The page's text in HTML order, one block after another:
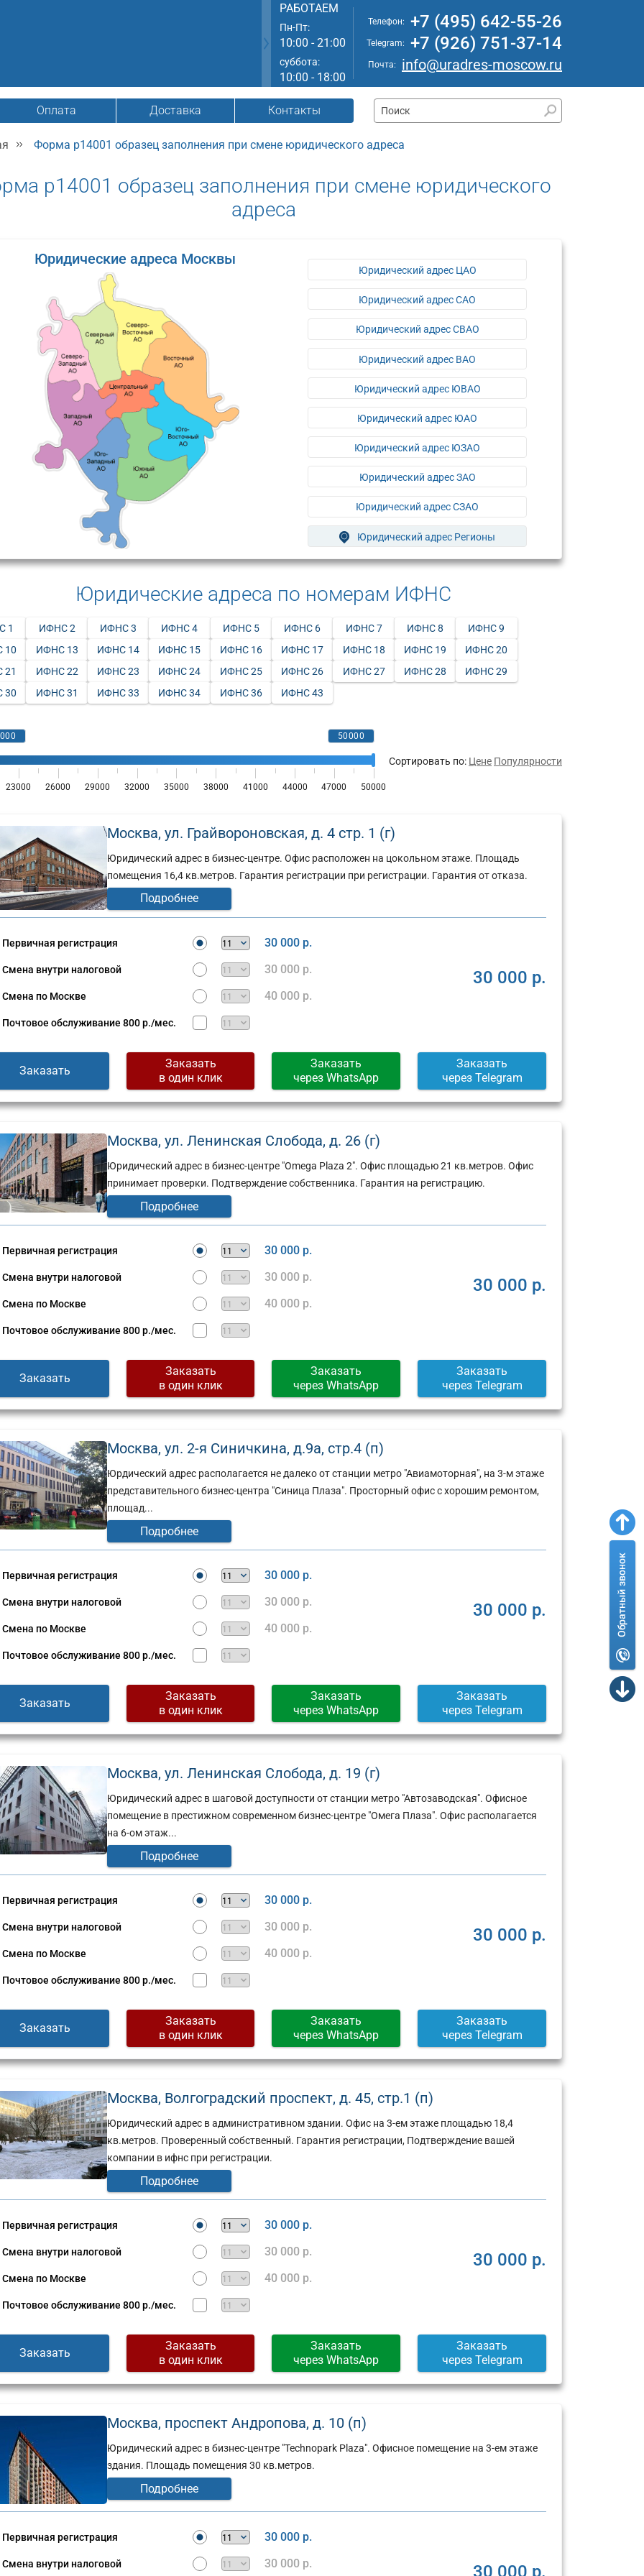
РАБОТАЕМ
Пн-Пт:
10:00 - 21:00
суббота:
10:00 - 18:00
Телефон: +7 (495) 642-55-26
Telegram: +7 (926) 751-37-14
Почта: info@uradres-moscow.ru
Оплата Доставка Контакты
Юридический
стр.
(г)
Москва,
Форма р14001 образец заполнения при смене юридического адреса
р14001 образец заполнения при смене юридического
адреса
Юридические адреса Москвы
Юридический адрес ЦАО
Юридический адрес САО
Юридический адрес СВАО
Юридический адрес ВАО
Юридический адрес ЮВАО
Юридический адрес ЮАО
Юридический адрес ЮЗАО
Юридический адрес ЗАО
Юридический адрес СЗАО
Юридический адрес Регионы
Юридические адреса по номерам ИФНС
1 ИФНС 2 ИФНС 3 ИФНС 4 ИФНС 5 ИФНС 6 ИФНС 7 ИФНС 8
ИФНС 9
10
ИФНС 13 ИФНС 14 ИФНС 15 ИФНС 16 ИФНС 17 ИФНС 18 ИФНС 19
ИФНС 20
21
ИФНС 22 ИФНС 23 ИФНС 24 ИФНС 25 ИФНС 26 ИФНС 27 ИФНС 28
ИФНС 29
30
ИФНС 31 ИФНС 33 ИФНС 34 ИФНС 36 ИФНС 43
Сортировать по: Цене Популярности
Москва, ул. Грайвороновская, д. 4 стр. 1 (г)
Юридический адрес в бизнес-центре. Офис расположен на цокольном этаже. Площадь
помещения 16,4 кв.метров. Гарантия регистрации при регистрации. Гарантия от отказа.
Подробнее
Первичная регистрация 30 000 р.
Смена внутри налоговой 30 000 р.
Смена по Москве 40 000 р.
Почтовое обслуживание 800 р./мес.
30 000 р.
Заказать
Заказать
в один клик
Заказать
через WhatsApp
Заказать
через Telegram
Москва, ул. Ленинская Слобода, д. 26 (г)
Юридический адрес в бизнес-центре "Omega Plaza 2". Офис площадью 21 кв.метров. Офис
принимает проверки. Подтверждение собственника. Гарантия на регистрацию.
Подробнее
Первичная регистрация 30 000 р.
Смена внутри налоговой 30 000 р.
Смена по Москве 40 000 р.
Почтовое обслуживание 800 р./мес.
30 000 р.
Заказать
Заказать
в один клик
Заказать
через WhatsApp
Заказать
через Telegram
Москва, ул. 2-я Синичкина, д.9а, стр.4 (п)
Юрдический адрес располагается не далеко от станции метро "Авиамоторная", на 3-м этаже
представительного бизнес-центра "Синица Плаза". Просторный офис с хорошим ремонтом,
площад...
Подробнее
Первичная регистрация 30 000 р.
Смена внутри налоговой 30 000 р.
Смена по Москве 40 000 р.
Почтовое обслуживание 800 р./мес.
30 000 р.
Заказать
Заказать
в один клик
Заказать
через WhatsApp
Заказать
через Telegram
Москва, ул. Ленинская Слобода, д. 19 (г)
Юридический адрес в шаговой доступности от станции метро "Автозаводская". Офисное
помещение в престижном современном бизнес-центре "Омега Плаза". Офис располагается
на 6-ом этаж...
Подробнее
Первичная регистрация 30 000 р.
Смена внутри налоговой 30 000 р.
Смена по Москве 40 000 р.
Почтовое обслуживание 800 р./мес.
30 000 р.
Заказать
Заказать
в один клик
Заказать
через WhatsApp
Заказать
через Telegram
Москва, Волгоградский проспект, д. 45, стр.1 (п)
Юридический адрес в административном здании. Офис на 3-ем этаже площадью 18,4
кв.метров. Проверенный собственный. Гарантия регистрации, Подтверждение вашей
компании в ифнс при регистрации.
Подробнее
Первичная регистрация 30 000 р.
Смена внутри налоговой 30 000 р.
Смена по Москве 40 000 р.
Почтовое обслуживание 800 р./мес.
30 000 р.
Заказать
Заказать
в один клик
Заказать
через WhatsApp
Заказать
через Telegram
Москва, проспект Андропова, д. 10 (п)
Юридический адрес в бизнес-центре "Technopark Plaza". Офисное помещение на 3-ем этаже
здания. Площадь помещения 30 кв.метров.
Подробнее
Первичная регистрация 30 000 р.
Смена внутри налоговой 30 000 р. 30 000 р.